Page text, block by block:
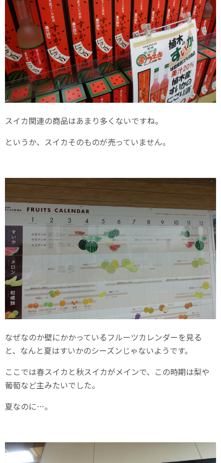
スイカ関連の商品はあまり多くないですね。
というか、スイカそのものが売っていません。
なぜなのか壁にかかっているフルーツカレンダーを見る
と、なんと夏はすいかのシーズンじゃないようです。
ここでは春スイカと秋スイカがメインで、この時期は梨や
葡萄など主みたいでした。
夏なのに…。